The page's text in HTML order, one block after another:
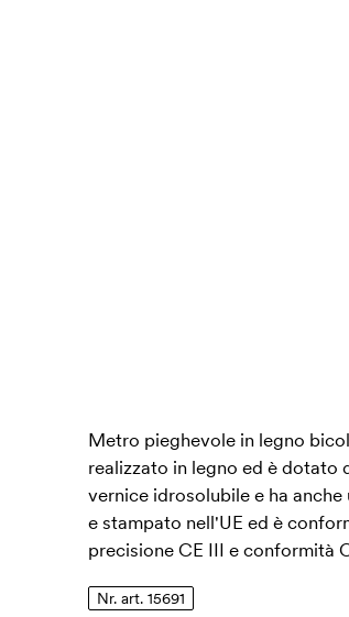
Metro pieghevole in legno
realizzato in legno ed è dotato
vernice idrosolubile e ha
e stampato nell'UE ed è
precisione CE III e conformità
Nr. art. 15691